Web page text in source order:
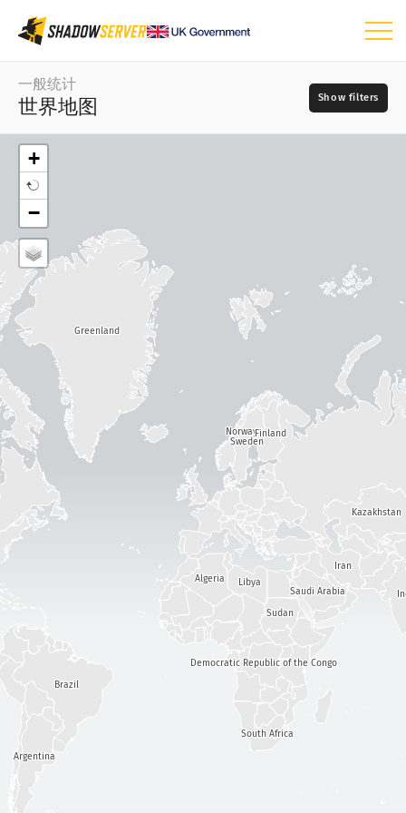
仪表板
一般统计
区域地图
比较图
树形图
时间序列
物联网设备统计
攻击统计信息：漏洞
攻击统计信息：设备
帮助
一般统计
世界地图
日
地图类型
源
这个字段是必填项。
?
严重程度
标签
Argentina
Democratic Republic of the Congo
South Africa
Kazakhstan
Brazil
Norway
Sweden
Finland
Libya
Sudan
Iran
Saudi Arabia
Algeria
Greenland
+
−